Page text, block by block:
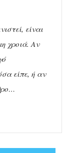
είναι
χροιά. Αν
είπε, ή αν